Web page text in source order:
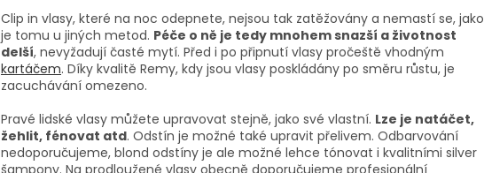
Clip in vlasy, které na noc odepnete, nejsou tak zatěžovány a nemastí se, jako
je tomu u jiných metod. Péče o ně je tedy mnohem snazší a životnost
delší, nevyžadují časté mytí. Před i po připnutí vlasy pročeště vhodným
kartáčem. Díky kvalitě Remy, kdy jsou vlasy poskládány po směru růstu, je
zacuchávání omezeno.
Pravé lidské vlasy můžete upravovat stejně, jako své vlastní. Lze je natáčet,
žehlit, fénovat atd. Odstín je možné také upravit přelivem. Odbarvování
nedoporučujeme, blond odstíny je ale možné lehce tónovat i kvalitními silver
šampony. Na prodloužené vlasy obecně doporučujeme profesionální